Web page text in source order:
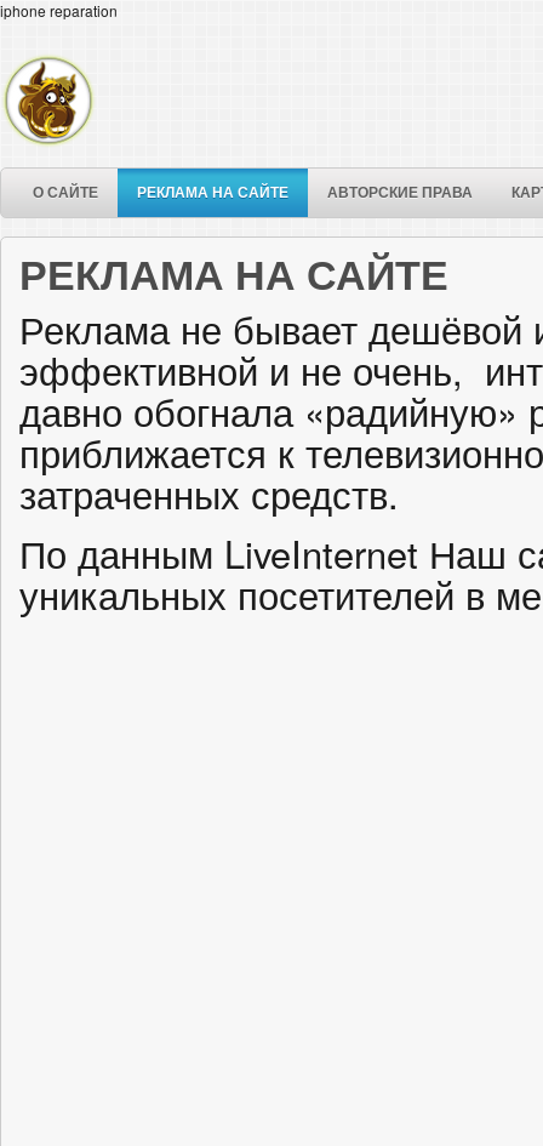
iphone reparation
О САЙТЕ РЕКЛАМА НА САЙТЕ АВТОРСКИЕ ПРАВА
РЕКЛАМА НА САЙТЕ
Реклама не бывает дешёвой
эффективной и не очень,
давно обогнала «радийную»
приближается к
затраченных средств.
По данным LiveInternet Наш
уникальных посетителей в